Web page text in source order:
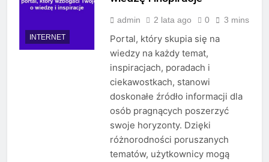
INTERNET
admin 2 lata ago 0 3 mins
Portal, który skupia się na
wiedzy na każdy temat,
inspiracjach, poradach i
ciekawostkach, stanowi
doskonałe źródło informacji dla
osób pragnących poszerzyć
swoje horyzonty. Dzięki
różnorodności poruszanych
tematów, użytkownicy mogą